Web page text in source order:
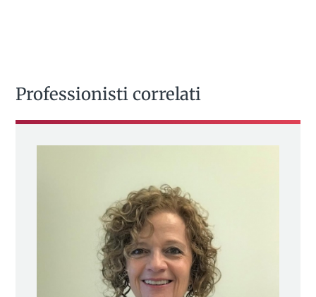
Professionisti correlati